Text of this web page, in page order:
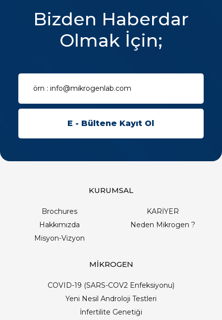
Bizden Haberdar
Olmak İçin;
KURUMSAL
Brochures
KARİYER
Hakkımızda
Neden Mikrogen ?
Misyon-Vizyon
MİKROGEN
COVID-19 (SARS-COV2 Enfeksiyonu)
Yeni Nesil Androloji Testleri
İnfertilite Genetiği